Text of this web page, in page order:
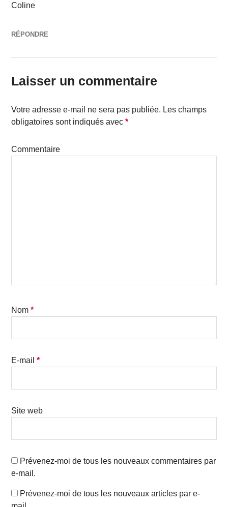
Coline
RÉPONDRE
Laisser un commentaire
Votre adresse e-mail ne sera pas publiée. Les champs
obligatoires sont indiqués avec*
Commentaire
Nom*
E-mail*
Site web
Prévenez-moi de tous les nouveaux commentaires par
e-mail.
Prévenez-moi de tous les nouveaux articles par e-